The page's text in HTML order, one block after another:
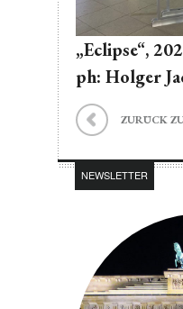
„Eclipse“,
ph: Holger
ZURÜCK
NEWSLETTER